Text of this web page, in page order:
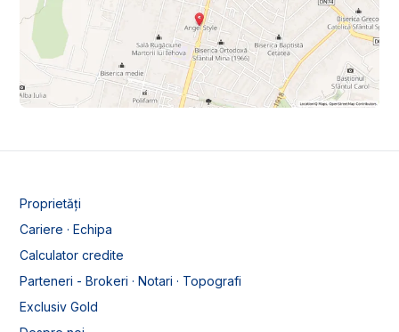
Proprietăți
Cariere · Echipa
Calculator credite
Parteneri - Brokeri · Notari · Topografi
Exclusiv Gold